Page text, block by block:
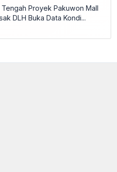
Proyek Pakuwon Mall
DLH Buka Data Kondi...